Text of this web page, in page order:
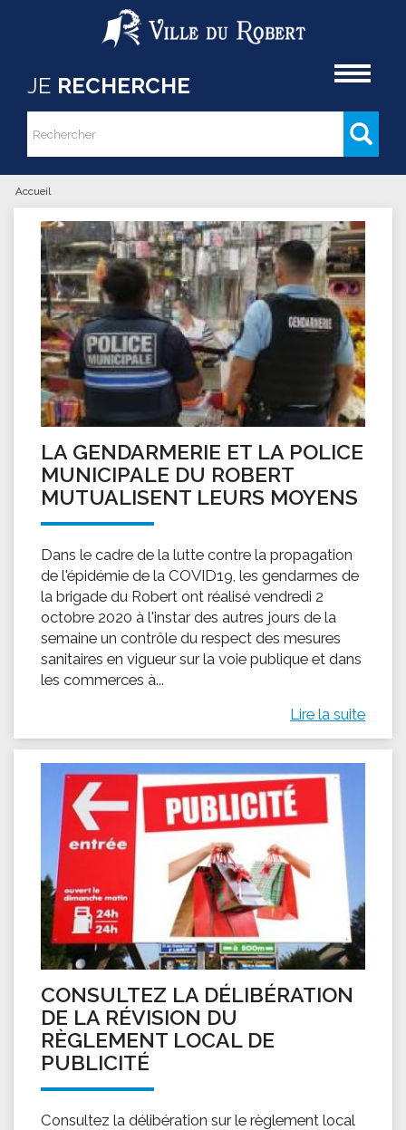
Aller au contenu principal
JE RECHERCHE
Formulaire de recherche
Rechercher
Vous êtes ici
Accueil
LA GENDARMERIE ET LA POLICE
MUNICIPALE DU ROBERT
MUTUALISENT LEURS MOYENS
Dans le cadre de la lutte contre la propagation
de l'épidémie de la COVID19, les gendarmes de
la brigade du Robert ont réalisé vendredi 2
octobre 2020 à l'instar des autres jours de la
semaine un contrôle du respect des mesures
sanitaires en vigueur sur la voie publique et dans
les commerces à...
Lire la suite
CONSULTEZ LA DÉLIBÉRATION
DE LA RÉVISION DU
RÈGLEMENT LOCAL DE
PUBLICITÉ
Consultez la délibération sur le règlement local